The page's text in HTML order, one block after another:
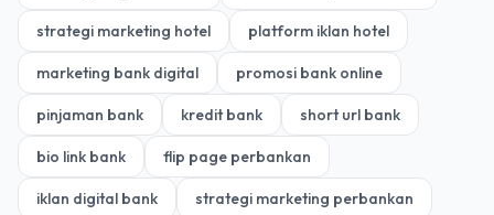
strategi marketing hotel platform iklan hotel
marketing bank digital promosi bank online
pinjaman bank kredit bank short url bank
bio link bank flip page perbankan
iklan digital bank strategi marketing perbankan